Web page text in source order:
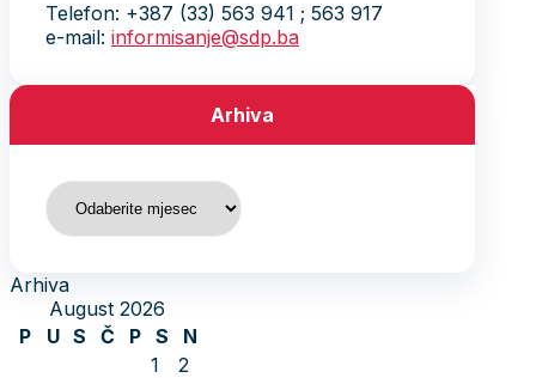
Telefon: +387 (33) 563 941 ; 563 917
e-mail: informisanje@sdp.ba
Arhiva
Arhiva
Arhiva
August 2026
P
U S Č P S
N
1
2